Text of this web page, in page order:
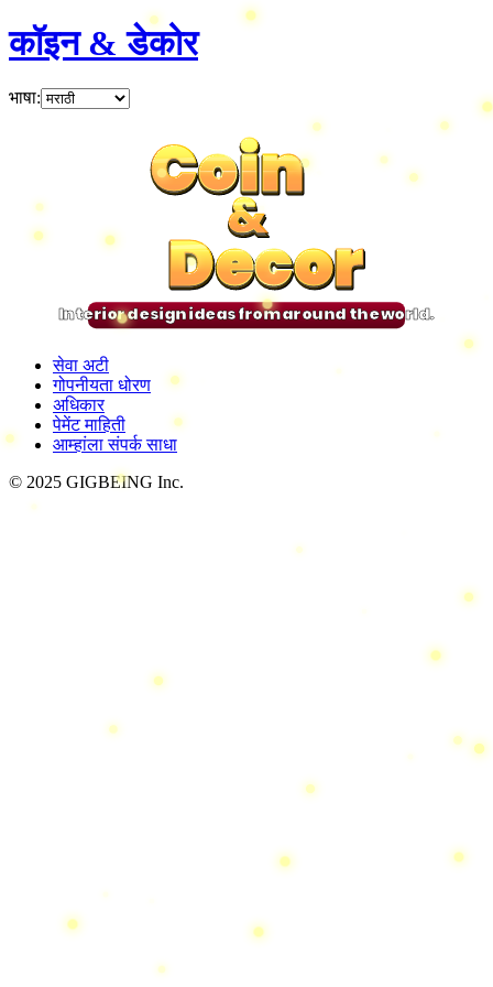
कॉइन & डेकोर
भाषा:
Coin
&
Decor
Coin
&
Decor
Coin
&
Decor
Coin
&
Decor
Interior design ideas from around the world.
सेवा अटी
गोपनीयता धोरण
अधिकार
पेमेंट माहिती
आम्हांला संपर्क साधा
© 2025 GIGBEING Inc.